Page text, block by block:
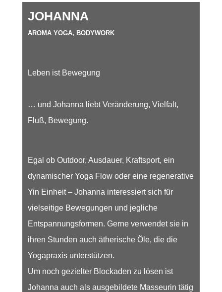
JOHANNA
AROMA YOGA, BODYWORK
Leben ist Bewegung
… und Johanna liebt Veränderung, Vielfalt,
Fluß, Bewegung.
Egal ob Outdoor, Ausdauer, Kraftsport, ein
dynamischer Yoga Flow oder eine regenerative
Yin Einheit – Johanna interessiert sich für
vielseitige Bewegungen und jegliche
Entspannungsformen. Gerne verwendet sie in
ihren Stunden auch ätherische Öle, die die
Yogapraxis unterstützen.
Um noch gezielter Blockaden zu lösen ist
Johanna auch als ausgebildete Masseurin tätig